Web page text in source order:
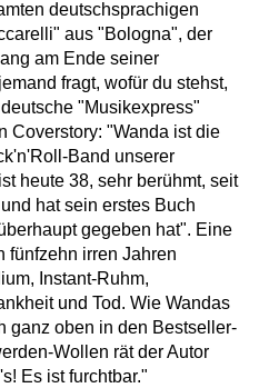
deutschsprachigen
aus "Bologna", der
am Ende seiner
fragt, wofür du stehst,
"Musikexpress"
Coverstory: "Wanda ist die
Band unserer
heute 38, sehr berühmt, seit
hat sein erstes Buch
gegeben hat". Eine
fünfzehn irren Jahren
Instant-Ruhm,
und Tod. Wie Wandas
ganz oben in den Bestseller-
Wollen rät der Autor
Es ist furchtbar."